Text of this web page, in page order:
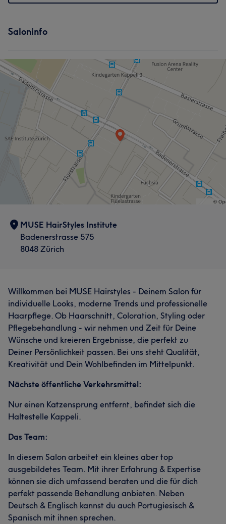
Saloninfo
MUSE HairStyles Institute
Badenerstrasse 575
8048 Zürich
Willkommen bei MUSE Hairstyles - Deinem Salon für
individuelle Looks, moderne Trends und professionelle
Haarpflege. Ob Haarschnitt, Coloration, Styling oder
Pflegebehandlung - wir nehmen und Zeit für Deine
Wünsche und kreieren Ergebnisse, die perfekt zu
Deiner Persönlichkeit passen. Bei uns steht Qualität,
Kreativität und Dein Wohlbefinden im Mittelpunkt.
Nächste öffentliche Verkehrsmittel:
Nur einen Katzensprung entfernt, befindet sich die
Haltestelle Kappeli.
Das Team:
In diesem Salon arbeitet ein kleines aber top
ausgebildetes Team. Mit ihrer Erfahrung & Expertise
können sie dich umfassend beraten und die für dich
perfekt passende Behandlung anbieten. Neben
Deutsch & Englisch kannst du auch Portugiesisch &
Spanisch mit ihnen sprechen.